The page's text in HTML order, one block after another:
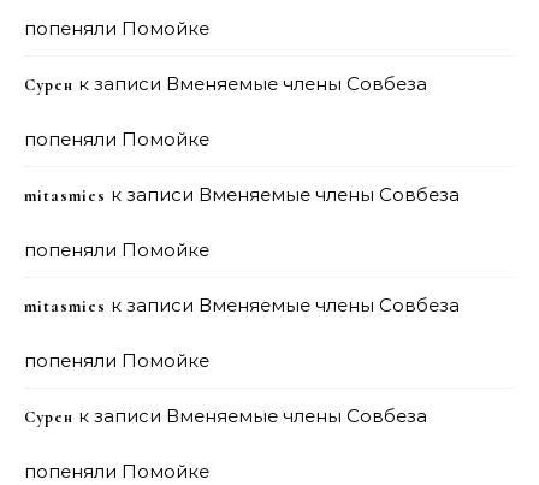
попеняли Помойке
Сурен к записи Вменяемые члены Совбеза
попеняли Помойке
mitasmies к записи Вменяемые члены Совбеза
попеняли Помойке
mitasmies к записи Вменяемые члены Совбеза
попеняли Помойке
Сурен к записи Вменяемые члены Совбеза
попеняли Помойке